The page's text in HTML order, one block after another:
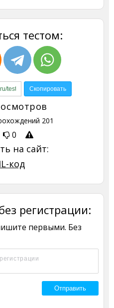
тестом:
201
0
на сайт:
код
регистрации:
первыми. Без